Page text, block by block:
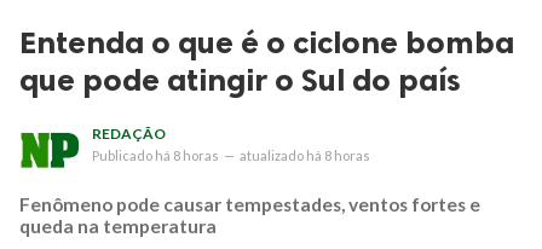
Entenda o que é o ciclone bomba
que pode atingir o Sul do país
REDAÇÃO
Publicado há 8 horas — atualizado há 8 horas
Fenômeno pode causar tempestades, ventos fortes e
queda na temperatura